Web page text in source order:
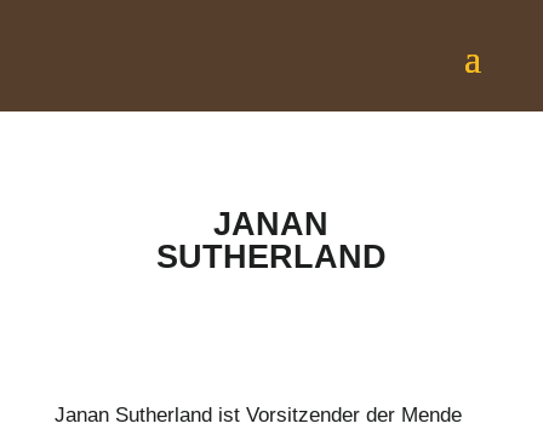
JANAN
SUTHERLAND
Janan Sutherland ist Vorsitzender der Mende